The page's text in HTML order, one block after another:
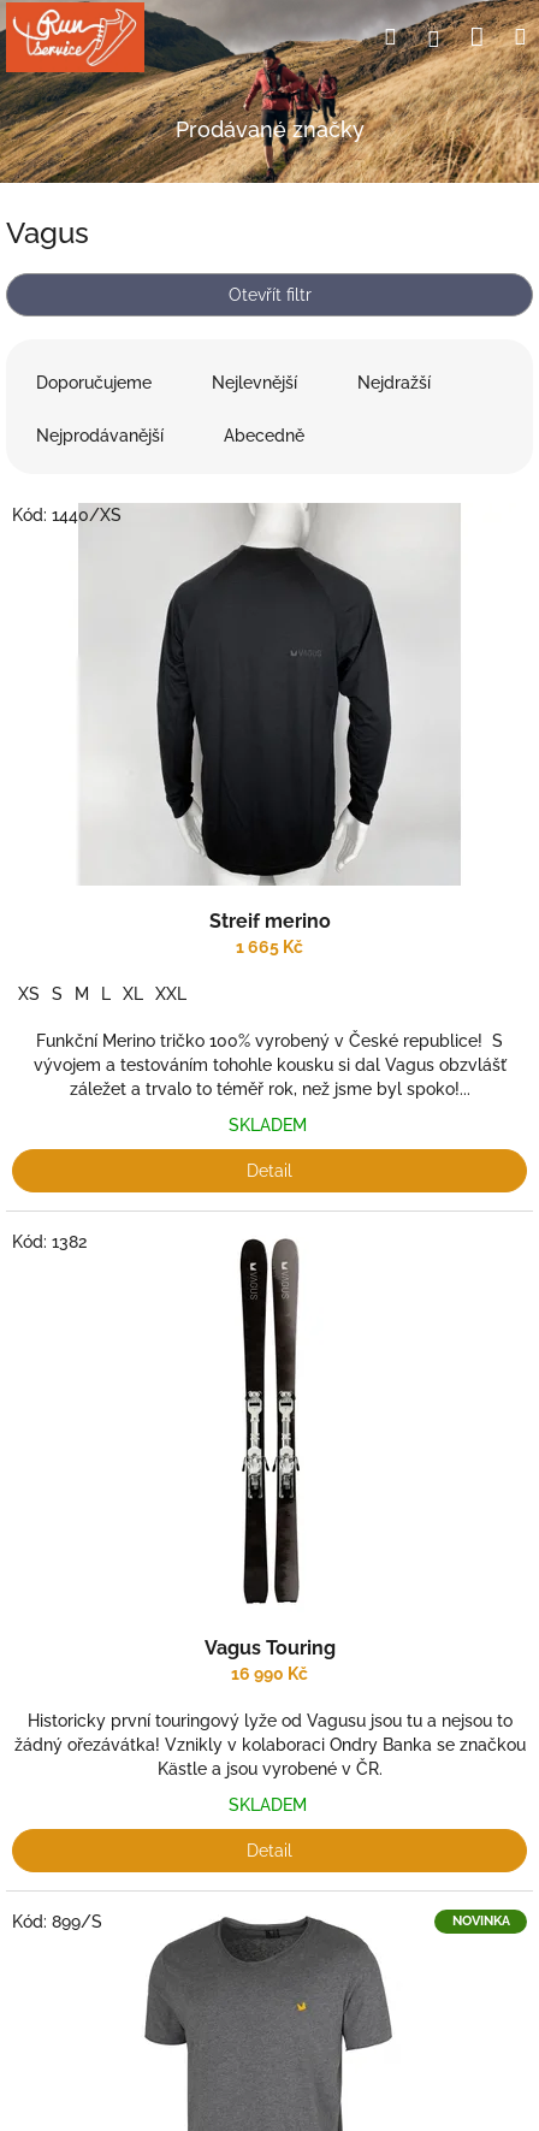
na
obsah
HledatPřihlášení
Prodávané značky
Vagus
Otevřít filtr
p
Doporučujeme Nejlevnější Nejdražší
Nejprodávanější Abecedně
V
Streif merino
1 665 Kč
XS S M L XL XXL
Funkční Merino tričko 100% vyrobený v České republice! S
vývojem a testováním tohohle kousku si dal Vagus obzvlášť
záležet a trvalo to téměř rok, než jsme byl spoko!...
SKLADEM
Detail
Kód: 1440/XS
Vagus Touring
16 990 Kč
Historicky první touringový lyže od Vagusu jsou tu a nejsou to
žádný ořezávátka! Vznikly v kolaboraci Ondry Banka se značkou
Kästle a jsou vyrobené v ČR.
SKLADEM
Detail
Kód: 1382
NOVINKA
Kód: 899/S